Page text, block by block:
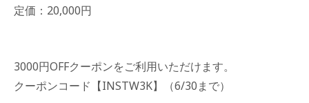
定価：20,000円
3000円OFFクーポンをご利用いただけます。
クーポンコード【INSTW3K】（6/30まで）